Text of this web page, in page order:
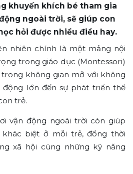
khuyến khích bé tham gia
ngoài trời, sẽ giúp con
hỏi được nhiều điều hay.
nhiên chính là một mảng nội
trong giáo dục (Montessori)
không gian mở với không
lớn đến sự phát triển thể
trẻ.
vận động ngoài trời còn giúp
biệt ở mỗi trẻ, đồng thời
xã hội cùng những kỹ năng